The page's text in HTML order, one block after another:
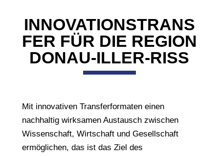
INNOVATIONSTRANS
FER FÜR DIE REGION
DONAU-ILLER-RISS
Mit innovativen Transferformaten einen
nachhaltig wirksamen Austausch zwischen
Wissenschaft, Wirtschaft und Gesellschaft
ermöglichen, das ist das Ziel des